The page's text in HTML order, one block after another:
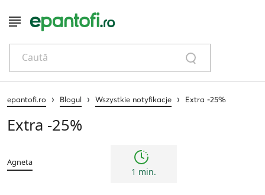
Caută
epantofi.ro › Blogul › Wszystkie notyfikacje › Extra -25%
Extra -25%
Agneta
1 min.